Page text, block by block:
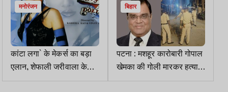
मनोरंजन
कांटा लगा` के मेकर्स का बड़ा
एलान, शेफाली जरीवाला के
नाम किया गाना,कहां - नहीं
बिहार
पटना : मशहूर कारोबारी गोपाल
खेमका की गोली मारकर हत्या,
SIT गठित